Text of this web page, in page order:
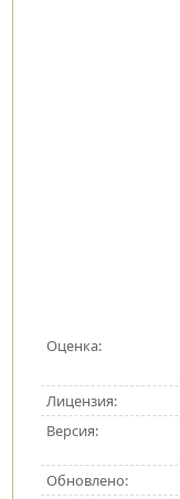
Оценка:
Лицензия:
Версия:
Обновлено: